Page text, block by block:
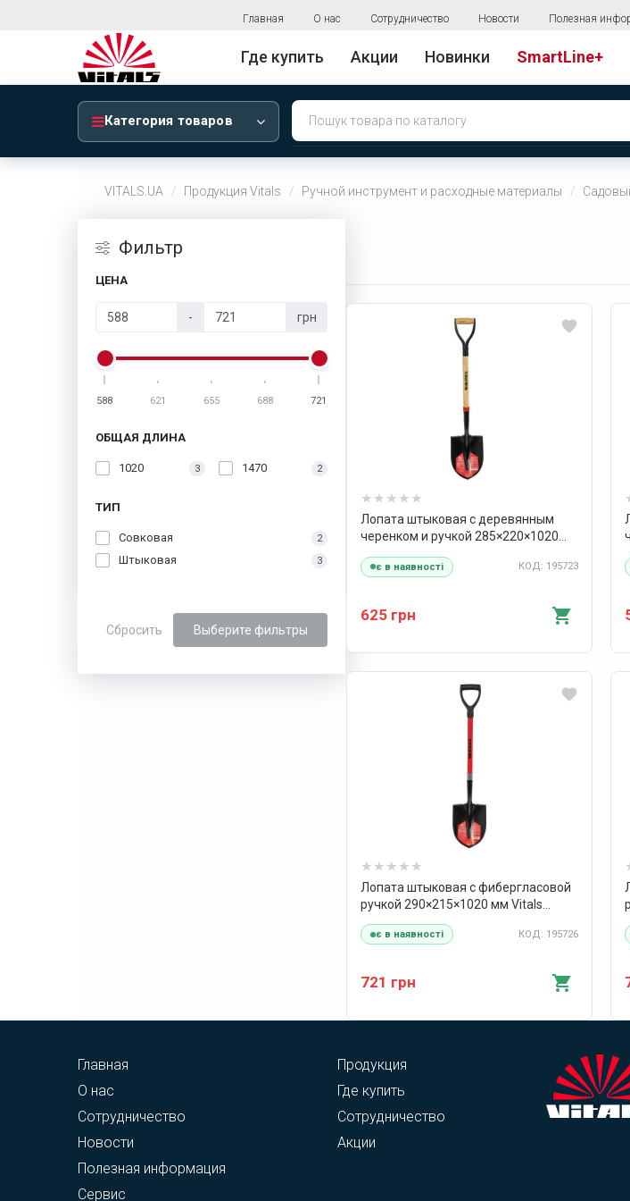
Главная О нас Сотрудничество Новости Полезная
Где купить Акции Новинки SmartLine+
Категория товаров
VITALS.UA Продукция Vitals Ручной инструмент и расходные материалы
Фильтр
ЦЕНА
- грн
588 621 655 688 721
ОБЩАЯ ДЛИНА
1020 3 1470 2
ТИП
Совковая 2
Штыковая 3
Сбросить Выберите фильтры
Лопата штыковая с деревянным
черенком и ручкой 285×220×1020
є в наявності КОД: 195723
625 грн
Лопата штыковая с фибергласовой
ручкой 290×215×1020 мм Vitals
Master
є в наявності КОД: 195726
721 грн
Главная
О нас
Сотрудничество
Новости
Полезная информация
Сервис
Продукция
Где купить
Сотрудничество
Акции